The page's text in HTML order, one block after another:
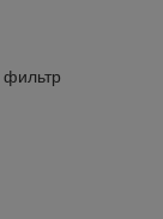
фильтр